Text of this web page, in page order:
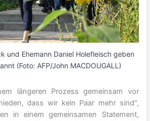
und Ehemann Daniel Holefleisch geben
(Foto: AFP/John MACDOUGALL)
längeren Prozess gemeinsam vor
dass wir kein Paar mehr sind“,
in einem gemeinsamen Statement,